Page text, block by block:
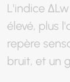
L'indice
élevé, plus
repère
bruit, et un